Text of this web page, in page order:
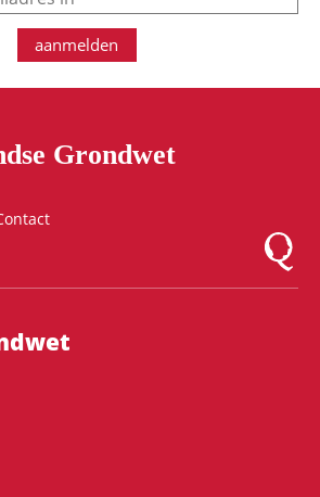
aanmelden
Grondwet
Logo